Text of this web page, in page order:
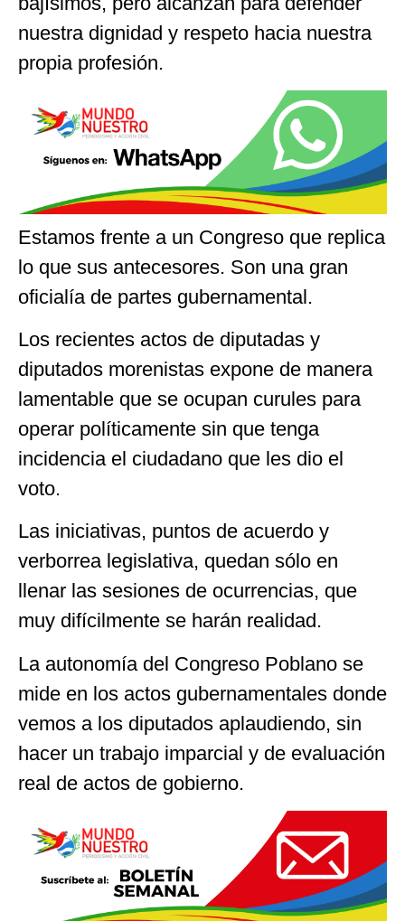
nuestra dignidad y respeto hacia nuestra
propia profesión.
Estamos frente a un Congreso que replica
lo que sus antecesores. Son una gran
oficialía de partes gubernamental.
Los recientes actos de diputadas y
diputados morenistas expone de manera
lamentable que se ocupan curules para
operar políticamente sin que tenga
incidencia el ciudadano que les dio el
voto.
Las iniciativas, puntos de acuerdo y
verborrea legislativa, quedan sólo en
llenar las sesiones de ocurrencias, que
muy difícilmente se harán realidad.
La autonomía del Congreso Poblano se
mide en los actos gubernamentales donde
vemos a los diputados aplaudiendo, sin
hacer un trabajo imparcial y de evaluación
real de actos de gobierno.